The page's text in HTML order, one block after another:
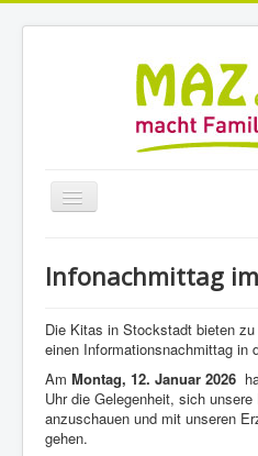
Navigation
an/aus
MiniMAZ
TagesKids
Beratung
Veranstaltungen
Infonachmittag
Die Kitas in Stockstadt bieten
einen Informationsnachmittag in
Am Montag, 12. Januar 2026
Uhr die Gelegenheit, sich unsere
anzuschauen und mit unseren
gehen.